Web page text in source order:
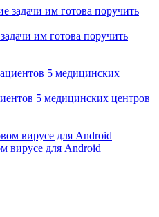
им готова поручить
5 медицинских центров
вирусе для Android